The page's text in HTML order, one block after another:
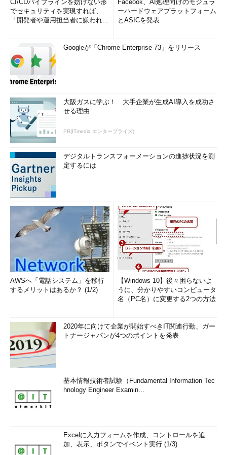
ホール（14）
次ページでは、残りの脆弱性のうち【3】～【6】について見
ていきます。
【3】SQLインジェクション
CI/CDパイプラインを妨げない形
でセキュリティを実現すれば、
「開発者や運用担当者に嫌われな
Faceook、AI処理向けのモジュラ
ーハードウェアプラットフォーム
とASICを発表
Googleが「Chrome Enterprise 73」をリリース
大阪ガスに学ぶ！ 大手企業が生成AI導入を成功さ
せる理由
PR(ITmedia エンタープライズ)
デジタルトランスフォーメーションの進捗状況を測
定するには
AWSへ「電話システム」を移行
するメリットはあるか？ (1/2)
【Windows 10】後々困らないよ
うに、分かりやすいコンピュータ
名（PC名）に変更する2つの方法
2020年に向けて企業が開始すべきIT関連行動、ガー
トナージャパンが4つのポイントを発表
基本情報技術者試験（Fundamental Information Tec
hnology Engineer Examin...
Excelに入力フォームを作成、コントロールを追
加、表示、ボタンでイベント実行 (1/3)